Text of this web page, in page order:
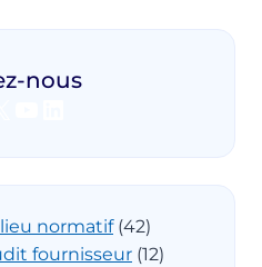
nous
normatif(42)
fournisseur (12)